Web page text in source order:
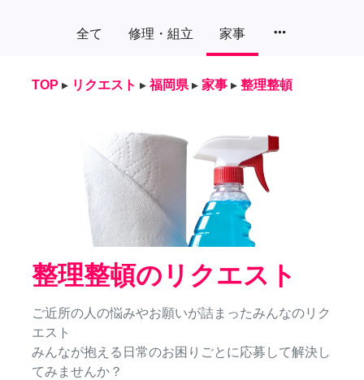
全て 修理・組立 家事 more_horiz
TOP ▸ リクエスト ▸ 福岡県 ▸ 家事 ▸ 整理整頓
整理整頓のリクエスト
ご近所の人の悩みやお願いが詰まったみんなのリク
エスト
みんなが抱える日常のお困りごとに応募して解決し
てみませんか？